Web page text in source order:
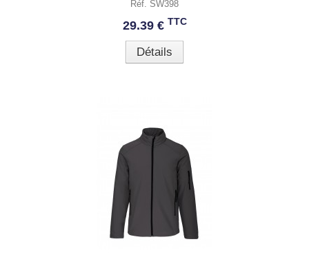
Réf. SW398
29.39 € TTC
Détails